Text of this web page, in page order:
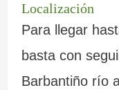
Localización
Para llegar
basta con
Barbantiño río